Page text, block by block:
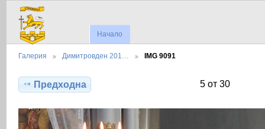
Начало
Галерия Димитровден 201… IMG 9091
Предходна 5 от 30